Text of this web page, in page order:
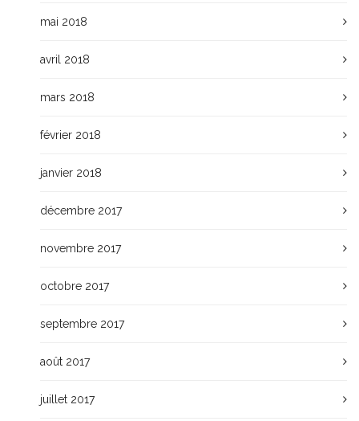
mai 2018
avril 2018
mars 2018
février 2018
janvier 2018
décembre 2017
novembre 2017
octobre 2017
septembre 2017
août 2017
juillet 2017